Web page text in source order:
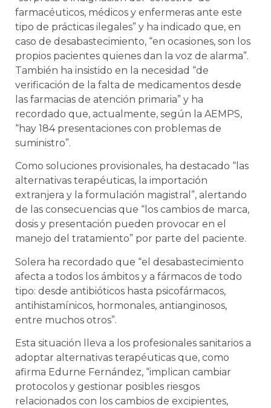
farmacéuticos, médicos y enfermeras ante este
tipo de prácticas ilegales” y ha indicado que, en
caso de desabastecimiento, “en ocasiones, son los
propios pacientes quienes dan la voz de alarma”.
También ha insistido en la necesidad “de
verificación de la falta de medicamentos desde
las farmacias de atención primaria” y ha
recordado que, actualmente, según la AEMPS,
“hay 184 presentaciones con problemas de
suministro”.
Como soluciones provisionales, ha destacado “las
alternativas terapéuticas, la importación
extranjera y la formulación magistral”, alertando
de las consecuencias que “los cambios de marca,
dosis y presentación pueden provocar en el
manejo del tratamiento” por parte del paciente.
Solera ha recordado que “el desabastecimiento
afecta a todos los ámbitos y a fármacos de todo
tipo: desde antibióticos hasta psicofármacos,
antihistamínicos, hormonales, antianginosos,
entre muchos otros”.
Esta situación lleva a los profesionales sanitarios a
adoptar alternativas terapéuticas que, como
afirma Edurne Fernández, “implican cambiar
protocolos y gestionar posibles riesgos
relacionados con los cambios de excipientes,